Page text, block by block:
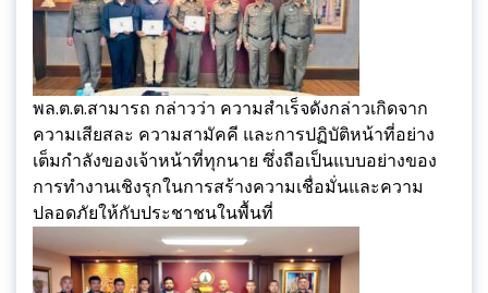
พล.ต.ต.สามารถ กล่าวว่า ความสำเร็จดังกล่าวเกิดจาก
ความเสียสละ ความสามัคคี และการปฏิบัติหน้าที่อย่าง
เต็มกำลังของเจ้าหน้าที่ทุกนาย ซึ่งถือเป็นแบบอย่างของ
การทำงานเชิงรุกในการสร้างความเชื่อมั่นและความ
ปลอดภัยให้กับประชาชนในพื้นที่